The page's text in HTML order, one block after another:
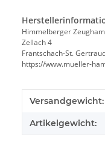
Himmelberger
Zellach 4
Frantschach-St.
https://www.mueller-
Wert
Versandgewicht:
Artikelgewicht: